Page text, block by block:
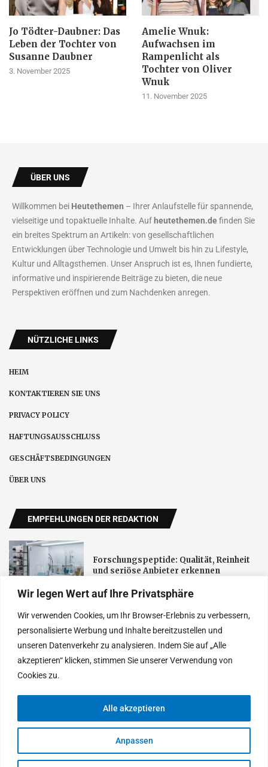
Wir legen Wert auf Ihre Privatsphäre
Wir verwenden Cookies, um Ihr Browser-Erlebnis zu verbessern,
personalisierte Werbung und Inhalte bereitzustellen und
unseren Datenverkehr zu analysieren. Indem Sie auf „Alle
akzeptieren“ klicken, stimmen Sie unserer Verwendung von
Cookies zu.
Anpassen
Alle akzeptieren
Jo Tödter-Daubner: Das
Leben der Tochter von
Susanne Daubner
3. November 2025
Amelie Wnuk:
Aufwachsen im
Rampenlicht als
Tochter von Oliver
Wnuk
11. November 2025
ÜBER UNS
Willkommen bei Heutethemen – Ihrer Anlaufstelle für spannende,
vielseitige und topaktuelle Inhalte. Auf heutethemen.definden Sie
ein breites Spektrum an Artikeln: von gesellschaftlichen
Entwicklungen über Technologie und Umwelt bis hin zu Lifestyle,
Kultur und Alltagsthemen. Unser Anspruch ist es, Ihnen fundierte,
informative und inspirierende Beiträge zu bieten, die neue
Perspektiven eröffnen und zum Nachdenken anregen.
NÜTZLICHE LINKS
HEIM
KONTAKTIEREN SIE UNS
PRIVACY POLICY
HAFTUNGSAUSSCHLUSS
GESCHÄFTSBEDINGUNGEN
ÜBER UNS
EMPFEHLUNGEN DER REDAKTION
Forschungspeptide: Qualität, Reinheit
und seriöse Anbieter erkennen
Schnelltest-FN verbindet Corona-Tests
mit digitaler Terminplanung
setzt auf Aufklärung
© 2025 Heutethemen. Entworfen von Tages Neu